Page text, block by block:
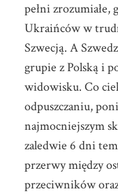
pełni zrozumiałe,
Ukraińców w
Szwecją. A
grupie z Polską i
widowisku. Co
odpuszczaniu,
najmocniejszym
zaledwie 6 dni
przerwy między
przeciwników